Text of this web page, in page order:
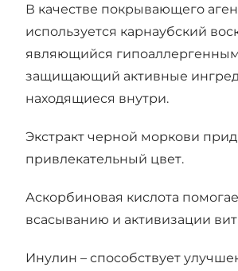
В качестве покрывающего
используется карнаубский
являющийся
защищающий активные
находящиеся внутри.
Экстракт черной моркови
привлекательный цвет.
Аскорбиновая кислота
всасыванию и активизации
Инулин – способствует